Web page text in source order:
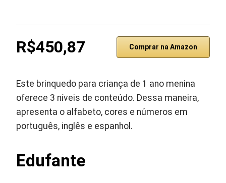
R$450,87 Comprar na Amazon
Este brinquedo para criança de 1 ano menina
oferece 3 níveis de conteúdo. Dessa maneira,
apresenta o alfabeto, cores e números em
português, inglês e espanhol.
Edufante